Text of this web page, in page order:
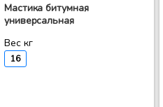
Мастика битумная
универсальная
Вес кг
16